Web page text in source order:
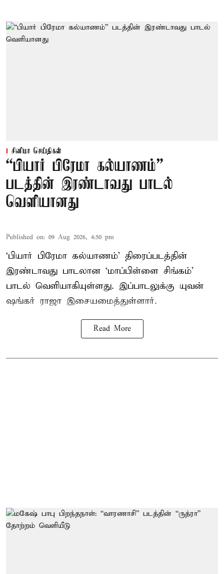
சினிமா செய்திகள்
“பியார் பிரேமா கல்யாணம்”
படத்தின் இரண்டாவது பாடல்
வெளியானது
Published on: 09 Aug 2026, 4:50 pm
‘பியார் பிரேமா கல்யாணம்’ திரைப்படத்தின்
இரண்டாவது பாடலான ‘மாப்பிள்ளை சிங்கம்’
பாடல் வெளியாகியுள்ளது. இப்பாடலுக்கு யுவன்
ஷங்கர் ராஜா இசையமைத்துள்ளார்.
Read More